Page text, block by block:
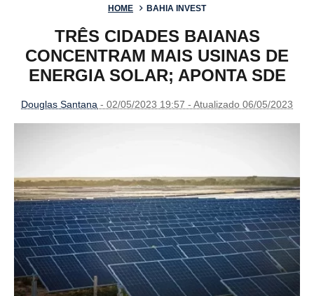
HOME BAHIA INVEST
TRÊS CIDADES BAIANAS
CONCENTRAM MAIS USINAS DE
ENERGIA SOLAR; APONTA SDE
Douglas Santana - 02/05/2023 19:57 - Atualizado 06/05/2023